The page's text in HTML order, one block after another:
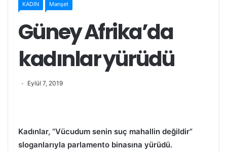
KADIN Manşet
Güney Afrika’da
kadınlar yürüdü
Eylül 7, 2019
Kadınlar, “Vücudum senin suç mahallin değildir”
sloganlarıyla parlamento binasına yürüdü.